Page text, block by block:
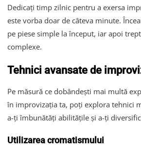
Dedicați timp zilnic pentru a exersa
este vorba doar de câteva minute.
pe piese simple la început, iar apoi
complexe.
Tehnici avansate de
Pe măsură ce dobândești mai multă
în improvizația ta, poți explora tehnici
a-ți îmbunătăți abilitățile și a-ți
Utilizarea cromatismului